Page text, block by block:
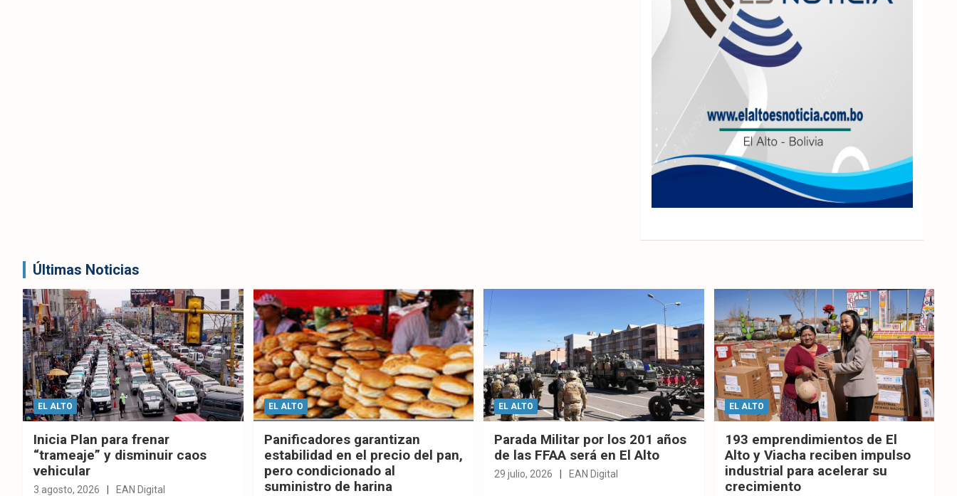
Últimas Noticias
EL ALTO
Inicia Plan para frenar
“trameaje” y disminuir caos
vehicular
3 agosto, 2026 EAN Digital
EL ALTO
Panificadores garantizan
estabilidad en el precio del pan,
pero condicionado al
suministro de harina
EL ALTO
Parada Militar por los 201 años
de las FFAA será en El Alto
29 julio, 2026 EAN Digital
EL ALTO
193 emprendimientos de El
Alto y Viacha reciben impulso
industrial para acelerar su
crecimiento